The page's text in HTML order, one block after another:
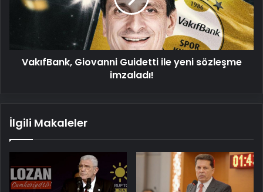
sözleşme
VakıfBank, Giovanni Guidetti ile yeni sözleşme
imzaladı!
İlgili Makaleler